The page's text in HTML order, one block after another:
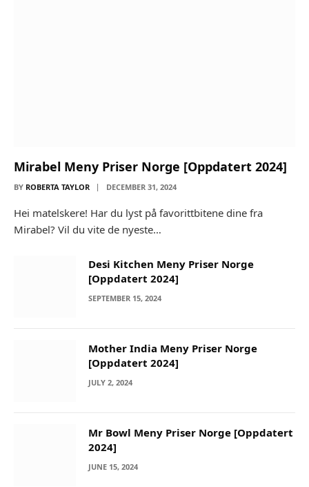
Mirabel Meny Priser Norge [Oppdatert 2024]
BY ROBERTA TAYLOR DECEMBER 31, 2024
Hei matelskere! Har du lyst på favorittbitene dine fra
Mirabel? Vil du vite de nyeste…
Desi Kitchen Meny Priser Norge
[Oppdatert 2024]
SEPTEMBER 15, 2024
Mother India Meny Priser Norge
[Oppdatert 2024]
JULY 2, 2024
Mr Bowl Meny Priser Norge [Oppdatert
2024]
JUNE 15, 2024